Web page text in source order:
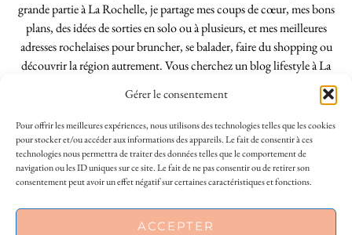
Gérer le consentement
Pour offrir les meilleures expériences, nous utilisons des technologies telles que les cookies
pour stocker et/ou accéder aux informations des appareils. Le fait de consentir à ces
technologies nous permettra de traiter des données telles que le comportement de
navigation ou les ID uniques sur ce site. Le fait de ne pas consentir ou de retirer son
consentement peut avoir un effet négatif sur certaines caractéristiques et fonctions.
ACCEPTER
grande partie à La Rochelle, je partage mes coups de cœur, mes bons
plans, des idées de sorties en solo ou à plusieurs, et mes meilleures
adresses rochelaises pour bruncher, se balader, faire du shopping ou
découvrir la région autrement. Vous cherchez un blog lifestyle à La
Rochelle, tenu par une locale ? Vous êtes au bon endroit. Que vous
soyez Rochelais·e ou de passage dans notre belle ville, j’espère que mes
articles vous aideront à profiter de La Rochelle comme un·e vrai·e
initié·e. !